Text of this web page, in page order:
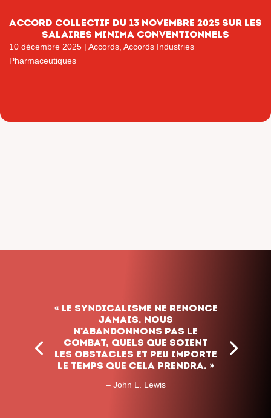
ACCORD COLLECTIF DU 13 NOVEMBRE 2025 SUR LES
SALAIRES MINIMA CONVENTIONNELS
10 décembre 2025 | Accords Accords Industries
Pharmaceutiques
« Le syndicalisme ne renonce
jamais. Nous
n’abandonnons pas le
combat, quels que soient
les obstacles et peu importe
le temps que cela prendra. »
– John L. Lewis